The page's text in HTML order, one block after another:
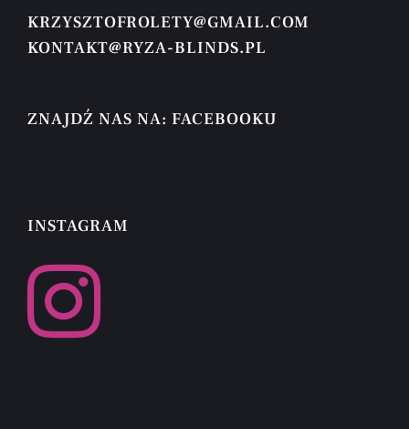
KRZYSZTOFROLETY@GMAIL.COM
KONTAKT@RYZA-BLINDS.PL
ZNAJDŹ NAS NA: FACEBOOKU
INSTAGRAM